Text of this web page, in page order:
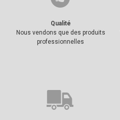
Qualité
Nous vendons que des produits
professionnelles